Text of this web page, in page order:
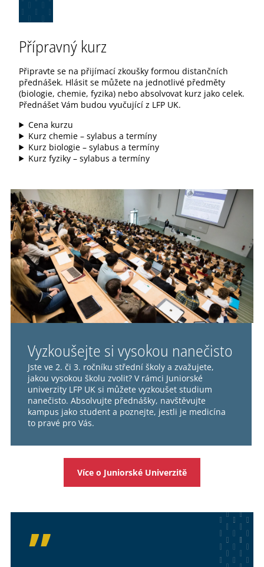
Přípravný kurz
Připravte se na přijímací zkoušky formou distančních
přednášek. Hlásit se můžete na jednotlivé předměty
(biologie, chemie, fyzika) nebo absolvovat kurz jako celek.
Přednášet Vám budou vyučující z LFP UK.
Cena kurzu
Kurz chemie – sylabus a termíny
Kurz biologie – sylabus a termíny
Kurz fyziky – sylabus a termíny
Vyzkoušejte si vysokou nanečisto
Jste ve 2. či 3. ročníku střední školy a zvažujete,
jakou vysokou školu zvolit? V rámci Juniorské
univerzity LFP UK si můžete vyzkoušet studium
nanečisto. Absolvujte přednášky, navštěvujte
kampus jako student a poznejte, jestli je medicína
to pravé pro Vás.
Více o Juniorské Univerzitě